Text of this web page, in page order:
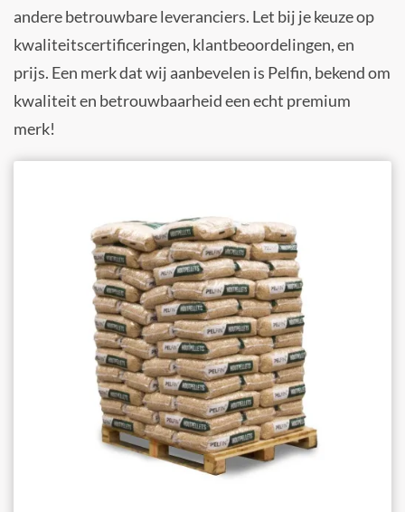
andere betrouwbare leveranciers. Let bij je keuze op
kwaliteitscertificeringen, klantbeoordelingen, en
prijs. Een merk dat wij aanbevelen is Pelfin, bekend om
kwaliteit en betrouwbaarheid een echt premium
merk!